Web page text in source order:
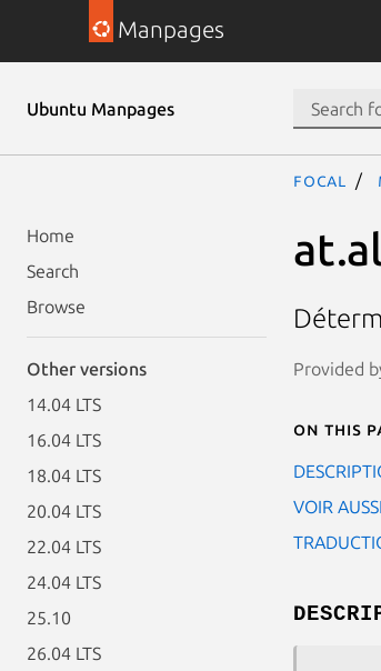
Manpages
Ubuntu Manpages
Home
Search
Browse
Other versions
14.04 LTS
16.04 LTS
18.04 LTS
20.04 LTS
22.04 LTS
24.04 LTS
25.10
26.04 LTS
focal
Provided
On this
VOIR AUSSI